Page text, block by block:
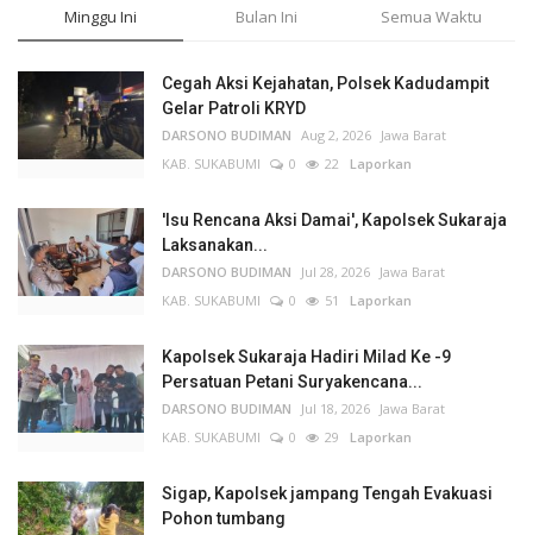
Minggu Ini Bulan Ini Semua Waktu
Cegah Aksi Kejahatan, Polsek Kadudampit
Gelar Patroli KRYD
DARSONO BUDIMAN Aug 2, 2026 Jawa Barat
KAB. SUKABUMI
0 22 Laporkan
'Isu Rencana Aksi Damai', Kapolsek Sukaraja
Laksanakan...
DARSONO BUDIMAN Jul 28, 2026 Jawa Barat
KAB. SUKABUMI
0 51 Laporkan
Kapolsek Sukaraja Hadiri Milad Ke -9
Persatuan Petani Suryakencana...
DARSONO BUDIMAN Jul 18, 2026 Jawa Barat
KAB. SUKABUMI
0 29 Laporkan
Sigap, Kapolsek jampang Tengah Evakuasi
Pohon tumbang